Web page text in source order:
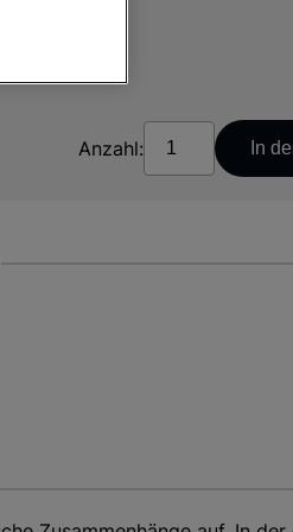
Anzahl: In